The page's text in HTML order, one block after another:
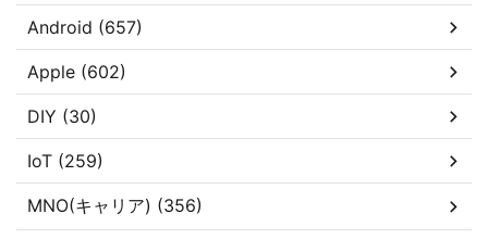
Android (657)
Apple (602)
DIY (30)
IoT (259)
MNO(キャリア) (356)